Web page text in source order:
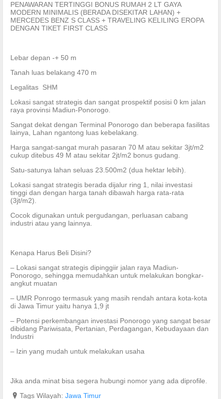
PENAWARAN TERTINGGI BONUS RUMAH 2 LT GAYA
MODERN MINIMALIS (BERADA DISEKITAR LAHAN) +
MERCEDES BENZ S CLASS + TRAVELING KELILING EROPA
DENGAN TIKET FIRST CLASS
Lebar depan -+ 50 m
Tanah luas belakang 470 m
Legalitas SHM
Lokasi sangat strategis dan sangat prospektif posisi 0 km jalan
raya provinsi Madiun-Ponorogo.
Sangat dekat dengan Terminal Ponorogo dan beberapa fasilitas
lainya, Lahan ngantong luas kebelakang.
Harga sangat-sangat murah pasaran 70 M atau sekitar 3jt/m2
cukup ditebus 49 M atau sekitar 2jt/m2 bonus gudang.
Satu-satunya lahan seluas 23.500m2 (dua hektar lebih).
Lokasi sangat strategis berada dijalur ring 1, nilai investasi
tinggi dan dengan harga tanah dibawah harga rata-rata
(3jt/m2).
Cocok digunakan untuk pergudangan, perluasan cabang
industri atau yang lainnya.
Kenapa Harus Beli Disini?
– Lokasi sangat strategis dipinggiir jalan raya Madiun-
Ponorogo, sehingga memudahkan untuk melakukan bongkar-
angkut muatan
– UMR Ponrogo termasuk yang masih rendah antara kota-kota
di Jawa Timur yaitu hanya 1,9 jt
– Potensi perkembangan investasi Ponorogo yang sangat besar
dibidang Pariwisata, Pertanian, Perdagangan, Kebudayaan dan
Industri
– Izin yang mudah untuk melakukan usaha
Jika anda minat bisa segera hubungi nomor yang ada diprofile.
? Tags Wilayah: Jawa Timur